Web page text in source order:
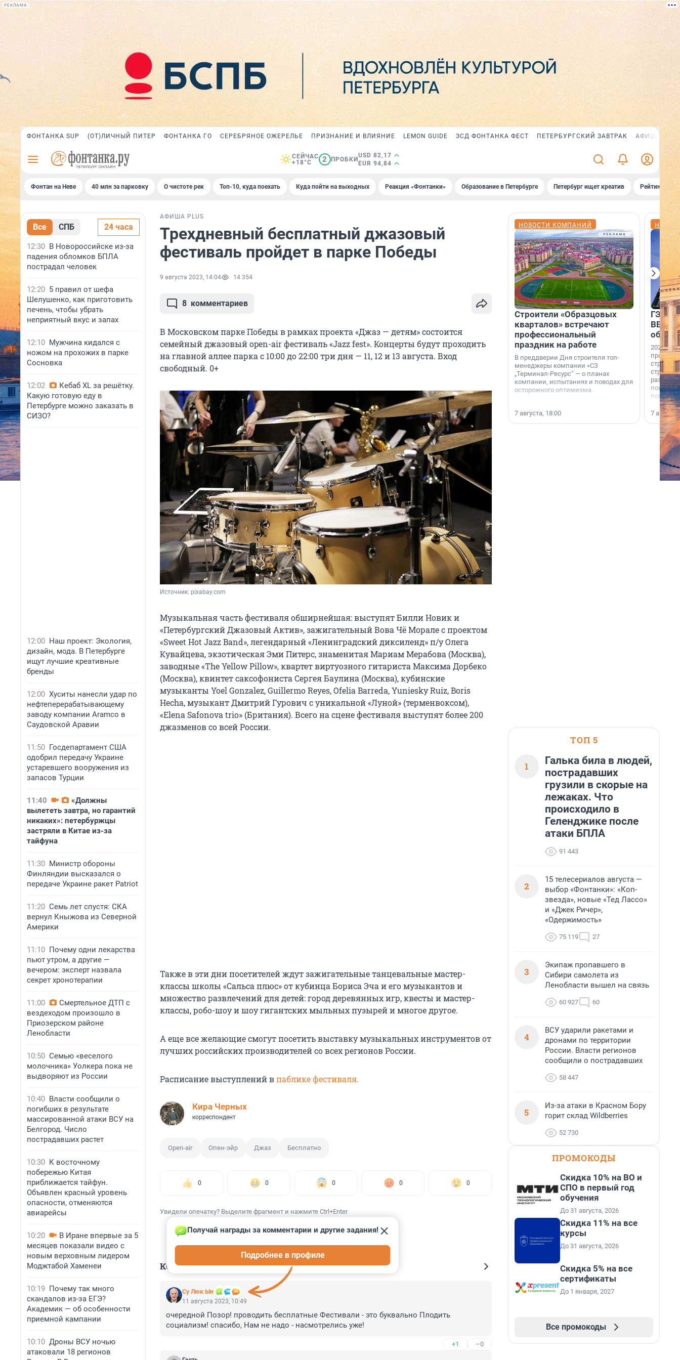
РЕКЛАМА
ФОНТАНКА SUP (ОТ)ЛИЧНЫЙ ПИТЕР ФОНТАНКА ГО СЕРЕБРЯНОЕ ОЖЕРЕЛЬЕ ПРИЗНАНИЕ И ВЛИЯНИЕ LEMON GUIDE ЗСД ФОНТАНКА ФЕСТ ПЕТЕРБУРГСКИЙ ЗАВТРАК АФИША PLUS
СЕЙЧАС
+18°C
2 ПРОБКИ
USD 82,17
EUR 94,84
Фонтан на Неве 40 млн за парковку О чистоте рек Топ-10, куда поехать Куда пойти на выходных Реакция «Фонтанки» Образование в Петербурге Петербург ищет креатив Рейтинги
Все СПБ 24 часа
12:30 В Новороссийске из-за
падения обломков БПЛА
пострадал человек
12:20 5 правил от шефа
Шелушенко, как приготовить
печень, чтобы убрать
неприятный вкус и запах
12:10 Мужчина кидался с
ножом на прохожих в парке
Сосновка
12:02
Кебаб XL за решётку.
Какую готовую еду в
Петербурге можно заказать в
СИЗО?
12:00 Наш проект: Экология,
дизайн, мода. В Петербурге
ищут лучшие креативные
бренды
12:00 Хуситы нанесли удар по
нефтеперерабатывающему
заводу компании Aramco в
Саудовской Аравии
11:50 Госдепартамент США
одобрил передачу Украине
устаревшего вооружения из
запасов Турции
11:40
«Должны
вылететь завтра, но гарантий
никаких»: петербуржцы
застряли в Китае из-за
тайфуна
11:30 Министр обороны
Финляндии высказался о
передаче Украине ракет Patriot
11:20 Семь лет спустя: СКА
вернул Кныжова из Северной
Америки
11:10 Почему одни лекарства
пьют утром, а другие —
вечером: эксперт назвала
секрет хронотерапии
11:00
Смертельное ДТП с
вездеходом произошло в
Приозерском районе
Ленобласти
10:50 Семью «веселого
молочника» Уолкера пока не
выдворяют из России
10:40 Власти сообщили о
погибших в результате
массированной атаки ВСУ на
Белгород. Число
пострадавших растет
10:30 К восточному
побережью Китая
приближается тайфун.
Объявлен красный уровень
опасности, отменяются
авиарейсы
10:20
В Иране впервые за 5
месяцев показали видео с
новым верховным лидером
Моджтабой Хаменеи
10:19 Почему так много
скандалов из-за ЕГЭ?
Академик — об особенности
приемной кампании
10:10 Дроны ВСУ ночью
атаковали 18 регионов
АФИША PLUS
Трехдневный бесплатный джазовый
фестиваль пройдет в парке Победы
9 августа 2023, 14:04 14 354
8 комментариев
В Московском парке Победы в рамках проекта «Джаз — детям» состоится
семейный джазовый open-air фестиваль «Jazz fest». Концерты будут проходить
на главной аллее парка с 10:00 до 22:00 три дня — 11, 12 и 13 августа. Вход
свободный. 0+
Источник: pixabay.com
Музыкальная часть фестиваля обширнейшая: выступят Билли Новик и
«Петербургский Джазовый Актив», зажигательный Вова Чё Морале с проектом
«Sweet Hot Jazz Band», легендарный «Ленинградский диксиленд» п/у Олега
Кувайцева, экзотическая Эми Питерс, знаменитая Мариам Мерабова (Москва),
заводные «The Yellow Pillow», квартет виртуозного гитариста Максима Дорбеко
(Москва), квинтет саксофониста Сергея Баулина (Москва), кубинские
музыканты Yoel Gonzalez, Guillermo Reyes, Ofelia Barreda, Yuniesky Ruiz, Boris
Hecha, музыкант Дмитрий Гурович с уникальной «Луной» (терменвоксом),
«Elena Safonova trio» (Британия). Всего на сцене фестиваля выступят более 200
джазменов со всей России.
Также в эти дни посетителей ждут зажигательные танцевальные мастер-
классы школы «Сальса плюс» от кубинца Бориса Эча и его музыкантов и
множество развлечений для детей: город деревянных игр, квесты и мастер-
классы, робо-шоу и шоу гигантских мыльных пузырей и многое другое.
А еще все желающие смогут посетить выставку музыкальных инструментов от
лучших российских производителей со всех регионов России.
Расписание выступлений впаблике фестиваля.
Кира Черных
корреспондент
Open-air Опен-эйр Джаз Бесплатно
0 0 0 0 0
Увидели опечатку? Выделите фрагмент и нажмите Ctrl+Enter
КОММЕНТАРИИ 8
Су Люк Ын
Получай награды за комментарии и другие задания!
Подробнее в профиле
11 августа 2023, 10:49
очередной Позор! проводить бесплатные Фестивали - это буквально Плодить
социализм! спасибо, Нам не надо - насмотрелись уже!
+1 –0
НОВОСТИ КОМПАНИЙ
Строители «Образцовых
кварталов» встречают
профессиональный
праздник на работе
В преддверии Дня строителя топ-
менеджеры компании «СЗ
„Терминал-Ресурс“ — о планах
компании, испытаниях и поводах для
осторожного оптимизма.
7 августа, 18:00
ГЭС,
ВВП: в
об
2026-й —
раз. В
7
ТОП 5
1
Галька била в людей,
пострадавших
грузили в скорые на
лежаках. Что
происходило в
Геленджике после
атаки БПЛА
91 443
2
15 телесериалов августа —
выбор «Фонтанки»: «Коп-
звезда», новые «Тед Лассо»
и «Джек Ричер»,
«Одержимость»
75 119 27
3
Экипаж пропавшего в
Сибири самолета из
Ленобласти вышел на связь
60 927 60
4
ВСУ ударили ракетами и
дронами по территории
России. Власти регионов
сообщили о пострадавших
58 447
5
Из-за атаки в Красном Бору
горит склад Wildberries
52 730
ПРОМОКОДЫ
Скидка 10% на ВО и
СПО в первый год
обучения
До 31 августа, 2026
Скидка 11% на все
курсы
До 31 августа, 2026
Скидка 5% на все
сертификаты
До 1 января, 2027
Все промокоды